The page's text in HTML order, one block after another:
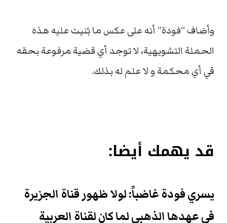
وأضاف “فودة” أنه على عكس ما بُنيت عليه هذه
الحملة التشويهية، لا توجد أي قضية مرفوعة بحقه
في أي محكمة و لا علم له بذلك.
قد يهمك أيضا:
يسري فودة غاضباً: لولا ظهور قناة الجزيرة
في عهدها الذهبي لما كان لقناة العربية